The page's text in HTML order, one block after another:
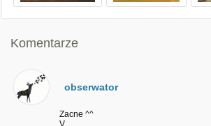
Komentarze
obserwator
Zacne ^^
V